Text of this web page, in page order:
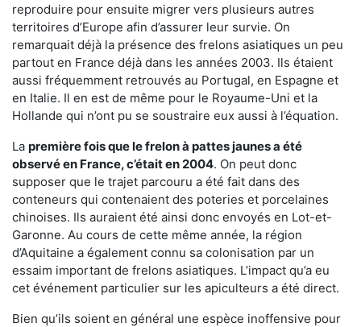
reproduire pour ensuite migrer vers plusieurs autres
territoires d’Europe afin d’assurer leur survie. On
remarquait déjà la présence des frelons asiatiques un peu
partout en France déjà dans les années 2003. Ils étaient
aussi fréquemment retrouvés au Portugal, en Espagne et
en Italie. Il en est de même pour le Royaume-Uni et la
Hollande qui n’ont pu se soustraire eux aussi à l’équation.
La première fois que le frelon à pattes jaunes a été
observé en France, c’était en 2004. On peut donc
supposer que le trajet parcouru a été fait dans des
conteneurs qui contenaient des poteries et porcelaines
chinoises. Ils auraient été ainsi donc envoyés en Lot-et-
Garonne. Au cours de cette même année, la région
d’Aquitaine a également connu sa colonisation par un
essaim important de frelons asiatiques. L’impact qu’a eu
cet événement particulier sur les apiculteurs a été direct.
Bien qu’ils soient en général une espèce inoffensive pour